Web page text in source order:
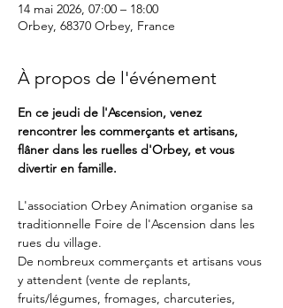
14 mai 2026, 07:00 – 18:00
Orbey, 68370 Orbey, France
À propos de l'événement
En ce jeudi de l'Ascension, venez
rencontrer les commerçants et artisans,
flâner dans les ruelles d'Orbey, et vous
divertir en famille.
L'association Orbey Animation organise sa
traditionnelle Foire de l'Ascension dans les
rues du village.
De nombreux commerçants et artisans vous
y attendent (vente de replants,
fruits/légumes, fromages, charcuteries,